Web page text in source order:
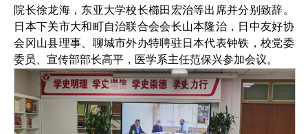
院长徐龙海，东亚大学校长櫛田宏治等出席并分别致辞。
日本下关市大和町自治联合会会长山本隆治，日中友好协
会冈山县理事、聊城市外办特聘驻日本代表钟铁，校党委
委员、宣传部部长高平，医学系主任范保兴参加会议。